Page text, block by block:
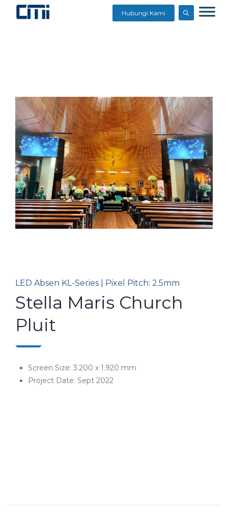
Hubungi Kami
LED Absen KL-Series | Pixel Pitch: 2.5mm
Stella Maris Church
Pluit
Screen Size: 3.200 x 1.920 mm
Project Date: Sept 2022